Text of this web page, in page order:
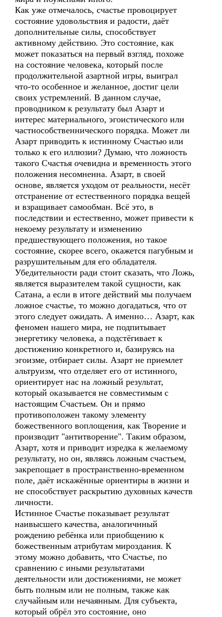
Как уже отмечалось, счастье провоцирует
состояние удовольствия и радости, даёт
дополнительные силы, способствует
активному действию. Это состояние, как
может показаться на первый взгляд, похоже
на состояние человека, который после
продолжительной азартной игры, выиграл
что-то особенное и желанное, достиг цели
своих устремлений. В данном случае,
проводником к результату был Азарт и
интерес материального, эгоистического или
частнособственнического порядка. Может ли
Азарт приводить к истинному Счастью или
только к его иллюзии? Думаю, что ложность
такого Счастья очевидна и временность этого
положения несомненна. Азарт, в своей
основе, является уходом от реальности, несёт
отстранение от естественного порядка вещей
и взращивает самообман. Всё это, в
последствии и естественно, может привести к
некоему результату и изменению
предшествующего положения, но такое
состояние, скорее всего, окажется пагубным и
разрушительным для его обладателя.
Убедительности ради стоит сказать, что Ложь,
является выразителем такой сущности, как
Сатана, а если в итоге действий мы получаем
ложное счастье, то можно догадаться, что от
этого следует ожидать. А именно… Азарт, как
феномен нашего мира, не подпитывает
энергетику человека, а подстёгивает к
достижению конкретного и, базируясь на
эгоизме, отбирает силы. Азарт не приемлет
альтруизм, что отделяет его от истинного,
ориентирует нас на ложный результат,
который оказывается не совместимым с
настоящим Счастьем. Он и прямо
противоположен такому элементу
божественного воплощения, как Творение и
производит "антитворение". Таким образом,
Азарт, хотя и приводит изредка к желаемому
результату, но он, являясь ложным счастьем,
закрепощает в пространственно-временном
поле, даёт искажённые ориентиры в жизни и
не способствует раскрытию духовных качеств
личности.
Истинное Счастье показывает результат
наивысшего качества, аналогичнный
рождению ребёнка или приобщению к
божественным атрибутам мироздания. К
этому можно добавить, что Счастье, по
сравнению с иными результатами
деятельности или достижениями, не может
быть полным или не полным, также как
случайным или нечаянным. Для субъекта,
который обрёл это состояние, оно